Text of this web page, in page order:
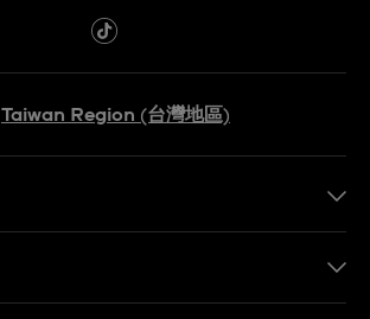
Taiwan Region (台灣地區)